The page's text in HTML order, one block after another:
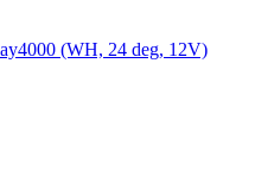
(WH, 24 deg, 12V)